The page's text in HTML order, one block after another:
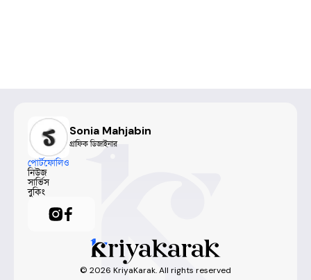
Sonia Mahjabin
গ্রাফিক ডিজাইনার
পোর্টফোলিও
নিউজ
সার্ভিস
বুকিং
© 2026 KriyaKarak. All rights reserved